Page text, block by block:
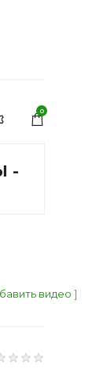
0
-
видео ]